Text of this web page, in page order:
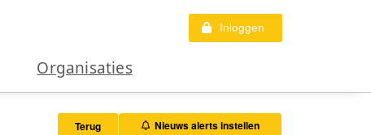
Inloggen
Organisaties
Terug Nieuws alerts instellen